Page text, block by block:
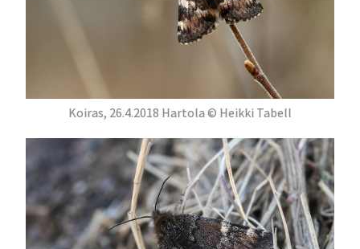
Koiras, 26.4.2018 Hartola © Heikki Tabell